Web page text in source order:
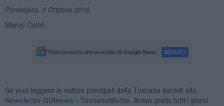
Pontedera, 3 Ottobre 2016
Marco Celati
Se vuoi leggere le notizie principali della Toscana iscriviti alla
Newsletter QUInews - ToscanaMedia. Arriva gratis tutti i giorni